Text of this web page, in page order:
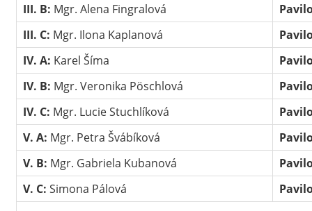
III. B: Mgr. Alena Fingralová
III. C: Mgr. Ilona Kaplanová
IV. A: Karel Šíma
IV. B: Mgr. Veronika Pöschlová
IV. C: Mgr. Lucie Stuchlíková
V. A: Mgr. Petra Švábíková
V. B: Mgr. Gabriela Kubanová
V. C:Simona Pálová